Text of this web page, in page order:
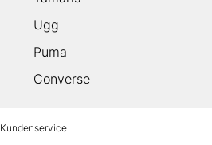
Ugg
Puma
Converse
Kundenservice